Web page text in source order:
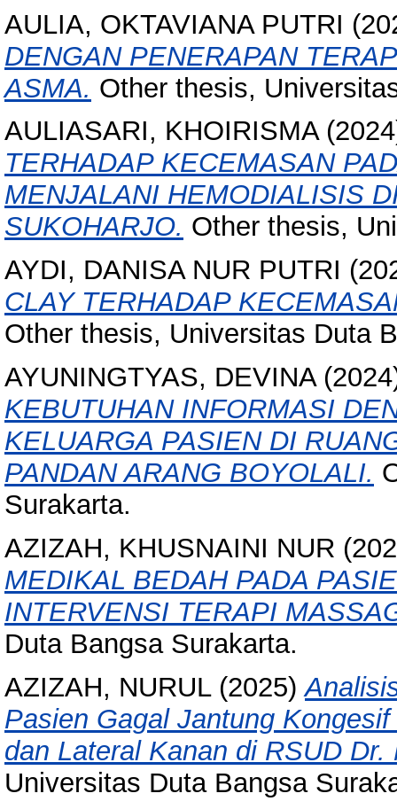
AULIA, OKTAVIANA PUTRI
DENGAN PENERAPAN
ASMA. Other thesis,
AULIASARI, KHOIRISMA
TERHADAP KECEMASAN
MENJALANI HEMODIALISIS
SUKOHARJO. Other thesis,
AYDI, DANISA NUR PUTRI
CLAY TERHADAP
Other thesis, Universitas Duta
AYUNINGTYAS, DEVINA
KEBUTUHAN INFORMASI
KELUARGA PASIEN DI
PANDAN ARANG BOYOLALI.
Surakarta.
AZIZAH, KHUSNAINI NUR
MEDIKAL BEDAH PADA
INTERVENSI TERAPI
Duta Bangsa Surakarta.
AZIZAH, NURUL(2025)
Pasien Gagal Jantung
dan Lateral Kanan di RSUD
Universitas Duta Bangsa